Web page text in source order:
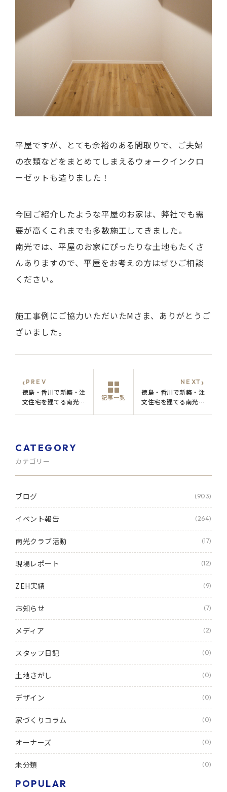
平屋ですが、とても余裕のある間取りで、ご夫婦
の衣類などをまとめてしまえるウォークインクロ
ーゼットも造りました！
今回ご紹介したような平屋のお家は、弊社でも需
要が高くこれまでも多数施工してきました。
南光では、平屋のお家にぴったりな土地もたくさ
んありますので、平屋をお考えの方はぜひご相談
ください。
施工事例にご協力いただいたMさま、ありがとうご
ざいました。
‹ PREV
徳島・香川で新築・注
文住宅を建てる南光の
記事一覧
NEXT›
徳島・香川で新築・注
文住宅を建てる南光の
CATEGORY
カテゴリー
ブログ (903)
イベント報告 (264)
南光クラブ活動 (17)
現場レポート (12)
ZEH実績 (9)
お知らせ (7)
メディア (2)
スタッフ日記 (0)
土地さがし (0)
デザイン (0)
家づくりコラム (0)
オーナーズ (0)
未分類 (0)
POPULAR